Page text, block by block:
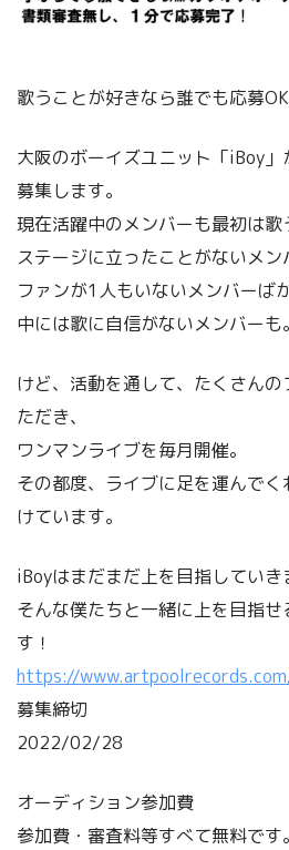
歌うことが好きなら誰でも応募OK
大阪のボーイズユニット「iBoy
募集します。
現在活躍中のメンバーも最初は歌
ステージに立ったことがないメン
ファンが1人もいないメンバーば
中には歌に自信がないメンバーも。
けど、活動を通して、たくさん
ただき、
ワンマンライブを毎月開催。
その都度、ライブに足を運んで
けています。
iBoyはまだまだ上を目指していき
そんな僕たちと一緒に上を目指
す！
https://
募集締切
2022/02/28
オーディション参加費
参加費・審査料等すべて無料です。